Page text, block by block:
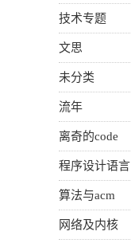
技术专题
文思
未分类
流年
离奇的code
程序设计语言
算法与acm
网络及内核